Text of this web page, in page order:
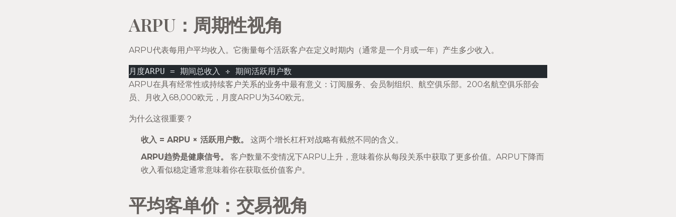
ARPU：周期性视角
ARPU代表每用户平均收入。它衡量每个活跃客户在定义时期内（通常是一个月或一年）产生多少收入。
月度ARPU = 期间总收入 ÷ 期间活跃用户数
ARPU在具有经常性或持续客户关系的业务中最有意义：订阅服务、会员制组织、航空俱乐部。200名航空俱乐部会
员、月收入68,000欧元，月度ARPU为340欧元。
为什么这很重要？
收入 = ARPU × 活跃用户数。
这两个增长杠杆对战略有截然不同的含义。
ARPU趋势是健康信号。
客户数量不变情况下ARPU上升，意味着你从每段关系中获取了更多价值。ARPU下降而
收入看似稳定通常意味着你在获取低价值客户。
平均客单价：交易视角